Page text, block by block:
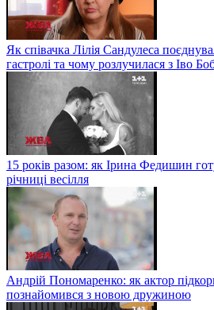
Як співачка Лілія Сандулеса
гастролі та чому розлучилася з Іво
15 років разом: як Ірина Федишин
річниці весілля
Андрій Пономаренко: як актор
познайомився з новою дружиною